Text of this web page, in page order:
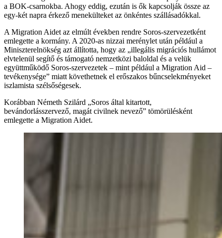
a BOK-csarnokba. Ahogy eddig, ezután is ők kapcsolják össze az
egy-két napra érkező menekülteket az önkéntes szállásadókkal.
A Migration Aidet az elmúlt években rendre Soros-szervezetként
emlegette a kormány. A 2020-as nizzai merénylet után például a
Miniszterelnökség azt állította, hogy az „illegális migrációs hullámot
elvtelenül segítő és támogató nemzetközi baloldal és a velük
együttműködő Soros-szervezetek – mint például a Migration Aid –
tevékenysége” miatt követhetnek el erőszakos bűncselekményeket
iszlamista szélsőségesek.
Korábban Németh Szilárd „Soros által kitartott,
bevándorlásszervező, magát civilnek nevező” tömörülésként
emlegette a Migration Aidet.